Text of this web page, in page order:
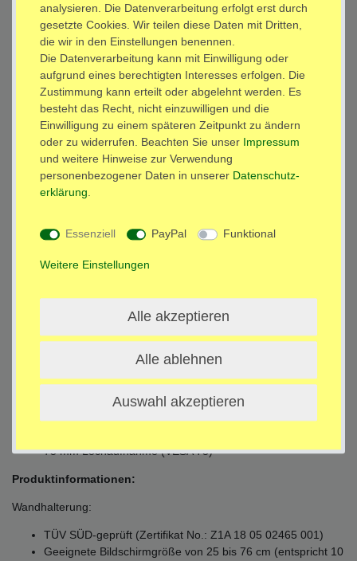
Beschreibung
Weitere Details
WählenSie die gewünschteFarbe der Wandhalterung L52
(Silber oder Schwarz) und dieFarbe der Adapterplatte(Weiss,
Schwarz, Silber oder ohne Adapterplatte) aus dem Dropdown
Wandhalterung L52 mit Adapterplatte (VESA 75x75) für die
Technische Daten:
Wandhalterung:
Abmessungen (gesamt): 22,0 cm x 19,0 cm x 7,0 cm bis
39,0 cm ausziehbar
Wandplatte: 15,2 cm x 4,5 cm x 0,5 cm
Bohrungen der Wandplatte Abstand: 12 cm
Aufnahmeplatte: ca. 30 cm x 25,5 cm
75 mm Lochaufnahme (VESA 75)
Produktinformationen:
Wandhalterung:
TÜV SÜD-geprüft (Zertifikat No.: Z1A 18 05 02465 001)
Geeignete Bildschirmgröße von 25 bis 76 cm (entspricht 10
analysieren. Die Datenverarbeitung erfolgt erst durch
gesetzte Cookies. Wir teilen diese Daten mit Dritten,
die wir in den Einstellungen benennen.
Die Datenverarbeitung kann mit Einwilligung oder
aufgrund eines berechtigten Interesses erfolgen. Die
Zustimmung kann erteilt oder abgelehnt werden. Es
besteht das Recht, nicht einzuwilligen und die
Einwilligung zu einem späteren Zeitpunkt zu ändern
oder zu widerrufen. Beachten Sie unser Impressum
und weitere Hinweise zur Verwendung
personenbezogener Daten in unserer Daten­schutz­
erklärung
Essenziell PayPal Funktional
Weitere Einstellungen
Alle akzeptieren
Alle ablehnen
Auswahl akzeptieren